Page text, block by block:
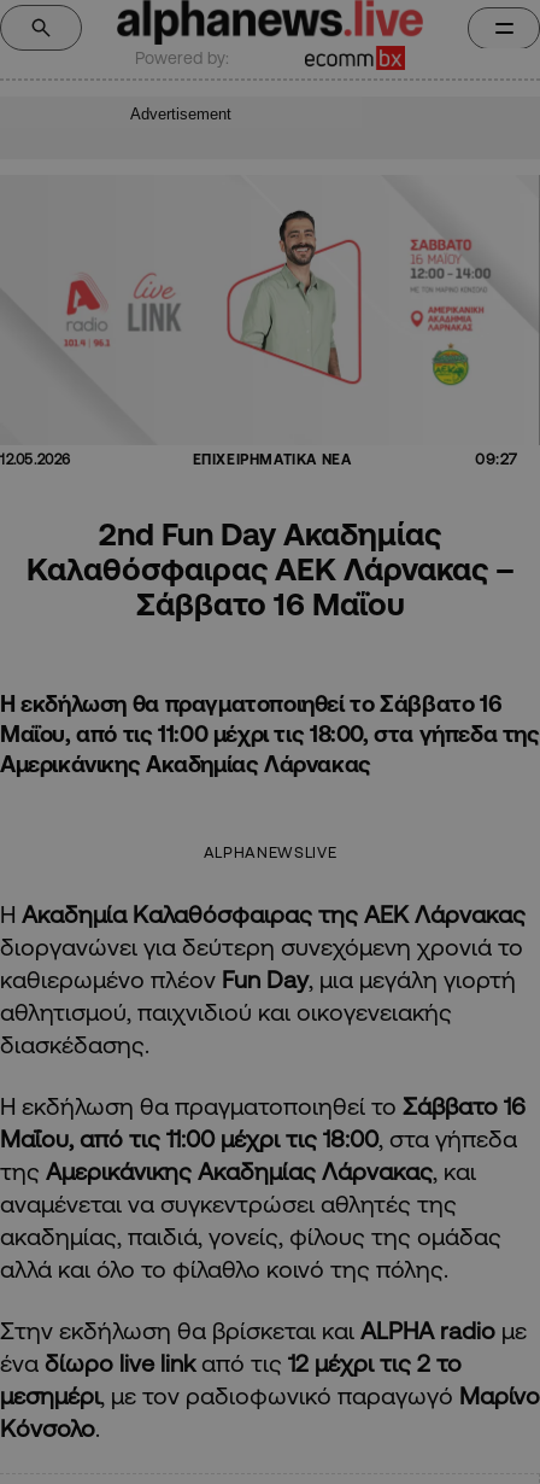
Powered by:
Advertisement
12.05.2026 ΕΠΙΧΕΙΡΗΜΑΤΙΚΑ ΝΕΑ 09:27
2nd Fun Day Ακαδημίας
Καλαθόσφαιρας ΑΕΚ Λάρνακας –
Σάββατο 16 Μαΐου
Η εκδήλωση θα πραγματοποιηθεί το Σάββατο 16
Μαΐου, από τις 11:00 μέχρι τις 18:00, στα γήπεδα της
Αμερικάνικης Ακαδημίας Λάρνακας
ALPHANEWSLIVE
Η Ακαδημία Καλαθόσφαιρας της ΑΕΚ Λάρνακας
διοργανώνει για δεύτερη συνεχόμενη χρονιά το
καθιερωμένο πλέον Fun Day, μια μεγάλη γιορτή
αθλητισμού, παιχνιδιού και οικογενειακής
διασκέδασης.
Η εκδήλωση θα πραγματοποιηθεί το Σάββατο 16
Μαΐου, από τις 11:00 μέχρι τις 18:00, στα γήπεδα
της Αμερικάνικης Ακαδημίας Λάρνακας, και
αναμένεται να συγκεντρώσει αθλητές της
ακαδημίας, παιδιά, γονείς, φίλους της ομάδας
αλλά και όλο το φίλαθλο κοινό της πόλης.
Στην εκδήλωση θα βρίσκεται και ALPHA radio με
ένα δίωρο live linkαπό τις 12 μέχρι τις 2 το
μεσημέρι, με τον ραδιοφωνικό παραγωγό Μαρίνο
Κόνσολο.